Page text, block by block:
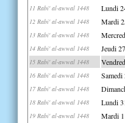
11 Rabi' al-awwal 1448 Lundi
12 Rabi' al-awwal 1448 Mardi
13 Rabi' al-awwal 1448
14 Rabi' al-awwal 1448 Jeudi
15 Rabi' al-awwal 1448
16 Rabi' al-awwal 1448 Samedi
17 Rabi' al-awwal 1448
18 Rabi' al-awwal 1448 Lundi
19 Rabi' al-awwal 1448 Mardi 1